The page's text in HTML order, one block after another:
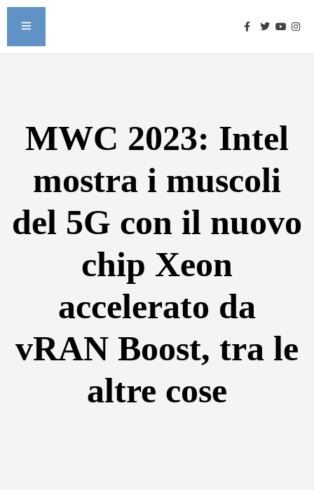
MWC 2023: Intel
mostra i muscoli
del 5G con il nuovo
chip Xeon
accelerato da
vRAN Boost, tra le
altre cose